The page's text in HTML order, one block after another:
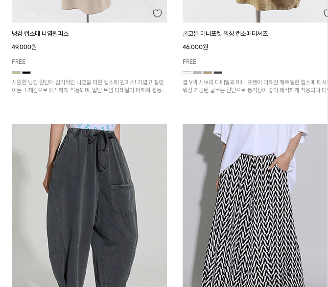
냉감 캡소매 나염원피스
49,000원
FREE
시원한 냉감 원단에 감각적인 나염을 더한 캡소매 원피스! 가볍고 찰랑
이는 소재감으로 쾌적하게 착용되며, 밑단 트임 디테일이 더해져 활동성
쿨코튼 미니포켓 워싱 캡소매티셔츠
46,000원
FREE
겹 V넥 시보리 디테일과 미니 포켓이 더해진 캐주얼한 캡소매 티셔
워싱 가공된 쿨코튼 원단으로 통기성이 좋아 쾌적하게 착용되며 다